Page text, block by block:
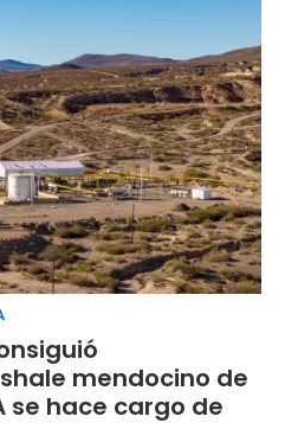
mendocino de
se hace cargo de